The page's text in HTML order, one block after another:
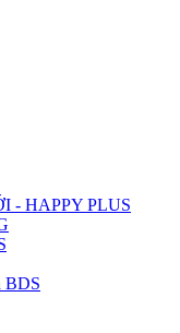
- HAPPY PLUS
BDS